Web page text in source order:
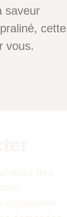
saveur
cette
vous.